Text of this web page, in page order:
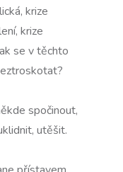
krize
krize
se v těchto
spočinout,
utěšit.